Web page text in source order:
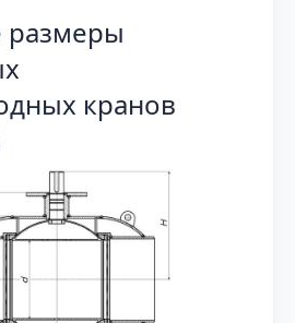
размеры
кранов